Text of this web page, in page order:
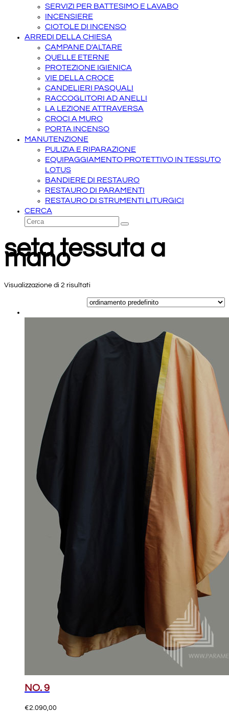
SERVIZI PER BATTESIMO E LAVABO
INCENSIERE
CIOTOLE DI INCENSO
ARREDI DELLA CHIESA
CAMPANE D'ALTARE
QUELLE ETERNE
PROTEZIONE IGIENICA
VIE DELLA CROCE
CANDELIERI PASQUALI
RACCOGLITORI AD ANELLI
LA LEZIONE ATTRAVERSA
CROCI A MURO
PORTA INCENSO
MANUTENZIONE
PULIZIA E RIPARAZIONE
EQUIPAGGIAMENTO PROTETTIVO IN TESSUTO
LOTUS
BANDIERE DI RESTAURO
RESTAURO DI PARAMENTI
RESTAURO DI STRUMENTI LITURGICI
CERCA
Cerca
Invia
seta tessuta a
mano
Visualizzazione di 2 risultati
NO. 9
€2.090,00